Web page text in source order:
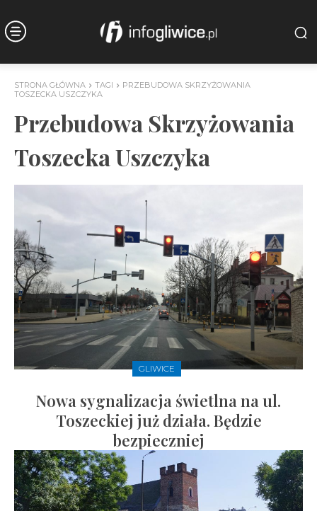
STRONA GŁÓWNA TAGI
PRZEBUDOWA SKRZYŻOWANIA
TOSZECKA USZCZYKA
Przebudowa Skrzyżowania
Toszecka Uszczyka
GLIWICE
Nowa sygnalizacja świetlna na ul.
Toszeckiej już działa. Będzie
bezpieczniej